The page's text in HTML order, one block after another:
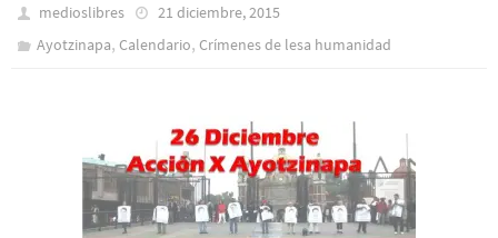
medioslibres
21 diciembre, 2015
Ayotzinapa,Calendario,Crímenes de lesa humanidad